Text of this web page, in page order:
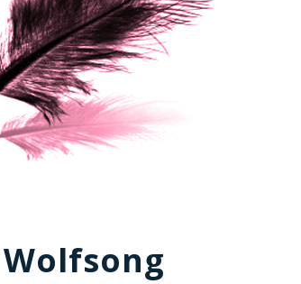
Wolfsong